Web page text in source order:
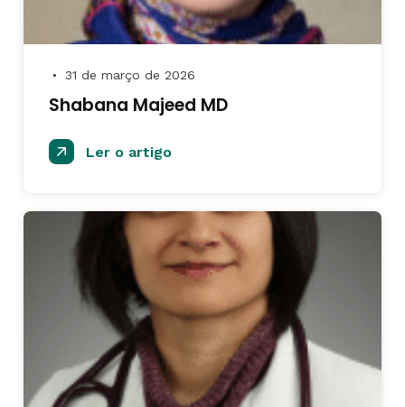
● 31 de março de 2026
Shabana Majeed MD
Ler o artigo